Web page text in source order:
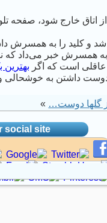
اتاق خارج شود، صفحه
شد و کلید را به همسرش
به همسرش خبر می‌داد
است که اگر بهترین
داشتن به خوشحالی و
گلها دوست… »
social site